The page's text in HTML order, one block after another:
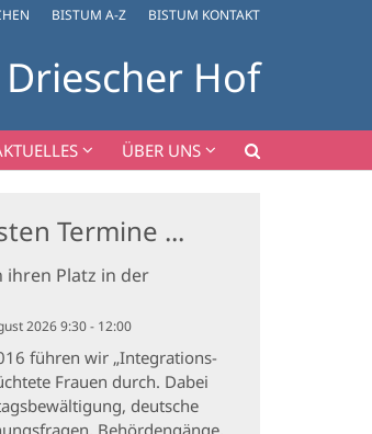
BISTUM A-Z BISTUM KONTAKT
Driescher Hof
ÜBER UNS
Termine ...
ihren Platz in der
2026 9:30 - 12:00
führen wir „Integrations-
Frauen durch. Dabei
deutsche
Behördengänge,